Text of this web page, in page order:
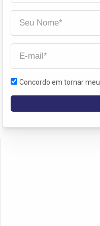
Concordo em tornar